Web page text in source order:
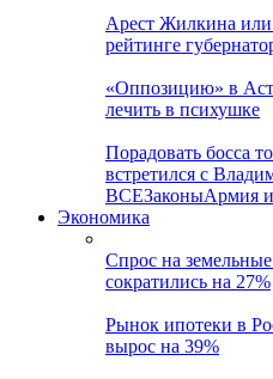
Арест Жилкина или
рейтинге
«Оппозицию» в
лечить в психушке
Порадовать босса
встретился с
ВСЕЗаконыАрмия
Экономика
Спрос на
сократились на 27%
Рынок ипотеки в
вырос на 39%